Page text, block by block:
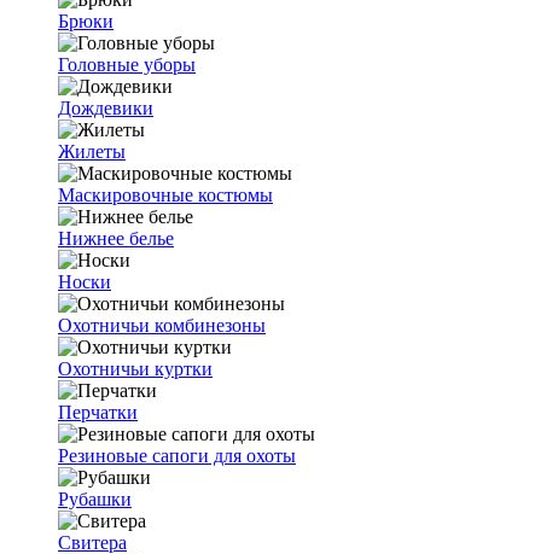
Брюки
Головные уборы
Дождевики
Жилеты
Маскировочные костюмы
Нижнее белье
Носки
Охотничьи комбинезоны
Охотничьи куртки
Перчатки
Резиновые сапоги для охоты
Рубашки
Свитера